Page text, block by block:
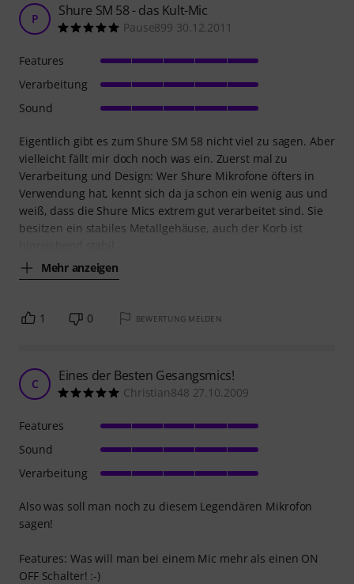
P Shure SM 58 - das Kult-Mic
Pause899 30.12.2011
Eigentlich gibt es zum Shure SM 58 nicht viel zu sagen. Aber
vielleicht fällt mir doch noch was ein. Zuerst mal zu
Verarbeitung und Design: Wer Shure Mikrofone öfters in
Verwendung hat, kennt sich da ja schon ein wenig aus und
weiß, dass die Shure Mics extrem gut verarbeitet sind. Sie
besitzen ein stabiles Metallgehäuse, auch der Korb ist
Mehr anzeigen
Features
Verarbeitung
Sound
1 0 BEWERTUNG MELDEN
C Eines der Besten Gesangsmics!
Christian848 27.10.2009
Also was soll man noch zu diesem Legendären Mikrofon
sagen!
Features: Was will man bei einem Mic mehr als einen ON
OFF Schalter! :-)
Features
Sound
Verarbeitung